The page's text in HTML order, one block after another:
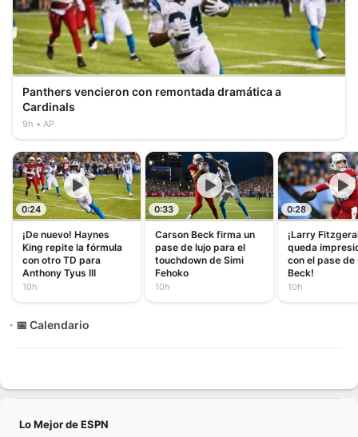
Panthers vencieron con remontada dramática a
Cardinals
9h AP
¡De nuevo! Haynes
King repite la fórmula
con otro TD para
Anthony Tyus III
10h
0:24
Carson Beck firma un
pase de lujo para el
touchdown de Simi
Fehoko
10h
0:33
¡Larry
queda
con el pase de
Beck!
10h
0:28
📅 Calendario
Lo Mejor de ESPN